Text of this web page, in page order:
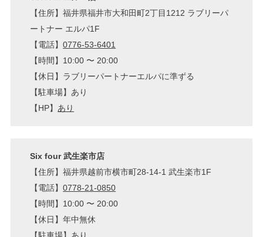
【住所】福井県福井市大和田町2丁目1212 ラブリーパ
ートナー エルパ1F
【電話】0776-53-6401
【時間】10:00 〜 20:00
【休日】ラブリーパートナーエルパに準ずる
【駐車場】あり
【HP】 あり
Six four 武生楽市店
【住所】福井県越前市横市町28-14-1 武生楽市1F
【電話】0778-21-0850
【時間】10:00 〜 20:00
【休日】年中無休